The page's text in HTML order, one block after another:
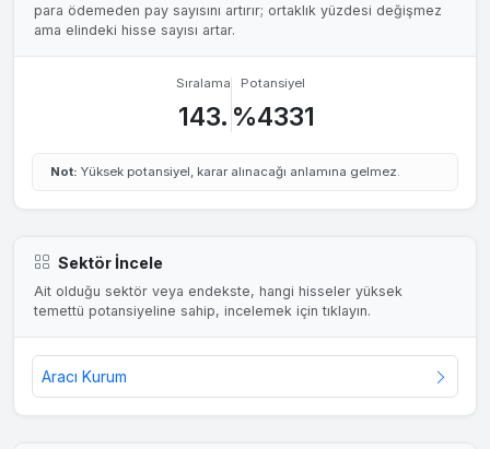
para ödemeden pay sayısını artırır; ortaklık yüzdesi değişmez
ama elindeki hisse sayısı artar.
Sıralama
143.
Potansiyel
%4331
Not: Yüksek potansiyel, karar alınacağı anlamına gelmez.
Sektör İncele
Ait olduğu sektör veya endekste, hangi hisseler yüksek
temettü potansiyeline sahip, incelemek için tıklayın.
Aracı Kurum